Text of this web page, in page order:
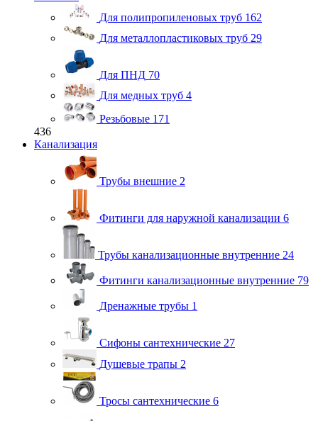
Для полипропиленовых труб 162
Для металлопластиковых труб 29
Для ПНД 70
Для медных труб 4
Резьбовые 171
436
Канализация
Трубы внешние 2
Фитинги для наружной канализации 6
Трубы канализационные внутренние 24
Фитинги канализационные внутренние 79
Дренажные трубы 1
Сифоны сантехнические 27
Душевые трапы 2
Тросы сантехнические 6